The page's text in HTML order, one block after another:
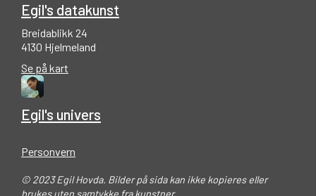
Egil's datakunst
Breidablikk 24
4130 Hjelmeland
Se på kart
Egil's univers
Personvern
© 2023 Egil Hovda. Bilder på sida kan ikke kopieres eller